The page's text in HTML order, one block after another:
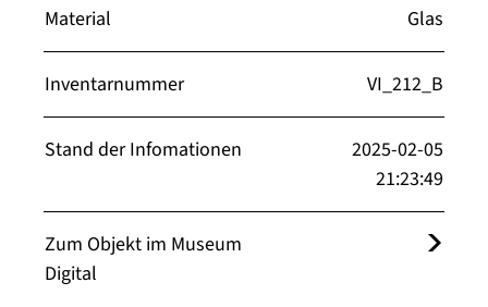
Material Glas
Inventarnummer VI_212_B
Stand der Infomationen
2025-02-05
21:23:49
Zum Objekt im Museum
Digital